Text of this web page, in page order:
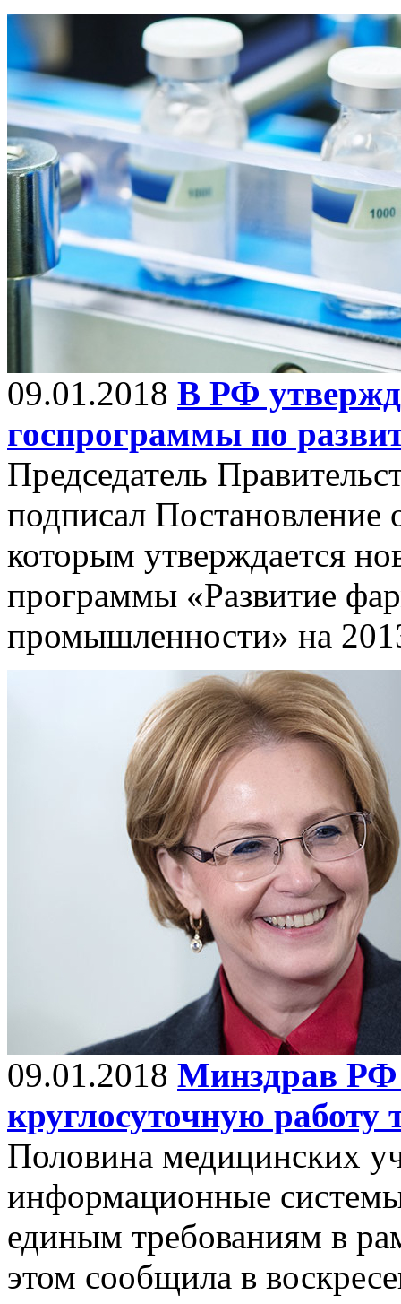
09.01.2018 В РФ
госпрограммы по
Председатель
подписал
которым утверждается
программы «Развитие
промышленности» на
09.01.2018 Минздрав РФ
круглосуточную работу
Половина медицинских
информационные
единым требованиям в
этом сообщила в